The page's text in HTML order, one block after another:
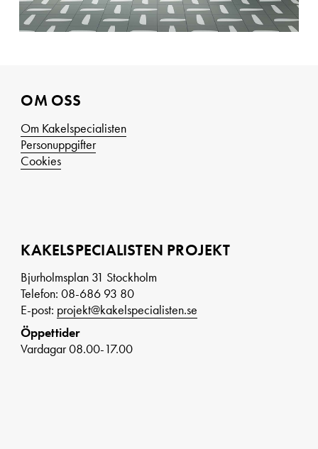
OM OSS
Om Kakelspecialisten
Personuppgifter
Cookies
KAKELSPECIALISTEN PROJEKT
Bjurholmsplan 31 Stockholm
Telefon: 08-686 93 80
E-post: projekt@kakelspecialisten.se
Öppettider
Vardagar 08.00-17.00